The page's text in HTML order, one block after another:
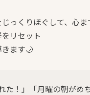
っくりほぐして、心
リセット
ます🌙
た！」「月曜の朝がめ